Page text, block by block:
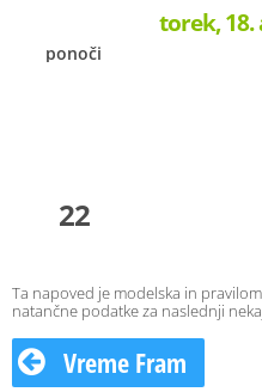
torek, 18.
ponoči
22
Ta napoved je modelska in
natančne podatke za naslednji
Vreme Fram